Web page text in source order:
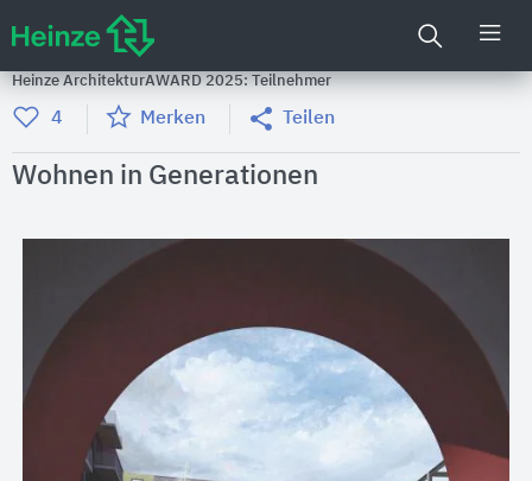
Heinze ArchitekturAWARD 2025: Teilnehmer
4 Merken Teilen
Wohnen in Generationen